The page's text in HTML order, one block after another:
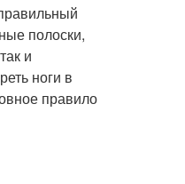
полоски,
и
ноги в
правило